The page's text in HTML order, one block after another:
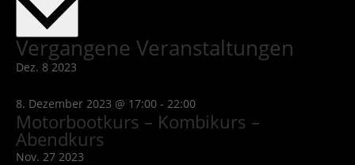
Vergangene Veranstaltungen
Dez. 8 2023
8. Dezember 2023 @ 17:00- 22:00
Motorbootkurs – Kombikurs –
Abendkurs
Nov. 27 2023